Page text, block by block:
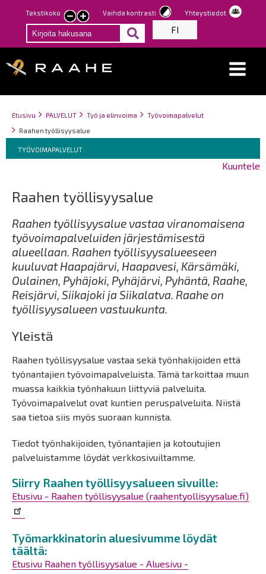
Hyppää
pääsisältöön
Tekstikoko
Pienennä
tekstin
kokoa
Suurenna
tekstin
kokoa
Vaihda kontrasti Yhteystiedot
FI
Breadcrumbs
You
are
Etusivu PALVELUT Työ ja elinvoima
Työvoimapalvelut
Raahen työllisyysalue
Breadcrumbs
You
are
TYÖVOIMAPALVELUT
Kuuntele
Raahen työllisyysalue
Raahen työllisyysalue vastaa viranomaisena
työvoimapalveluiden järjestämisestä
alueellaan. Raahen työllisyysalueeseen
kuuluvatHaapajärvi, Haapavesi, Kärsämäki,
Oulainen, Pyhäjoki, Pyhäjärvi, Pyhäntä, Raahe,
Reisjärvi, Siikajoki ja Siikalatva. Raahe on
työllisyysalueen vastuukunta.
Yleistä
Raahen työllisyysalue vastaa sekä työnhakijoiden että
työnantajien työvoimapalveluista. Tämä tarkoittaa muun
muassa kaikkia työnhakuun liittyviä palveluita.
Työvoimapalvelut ovat kuntien peruspalveluita. Niistä
saa tietoa siis myös suoraan kunnista.
Tiedot työnhakijoiden, työnantajien ja kotoutujien
palveluistamme löydät verkkosivuiltamme.
Siirry Raahen työllisyysalueen sivuille:
Etusivu - Raahen työllisyysalue (raahentyollisyysalue.fi)
Työmarkkinatorin aluesivumme löydät
täältä:
Etusivu Raahen työllisyysalue - Aluesivu -